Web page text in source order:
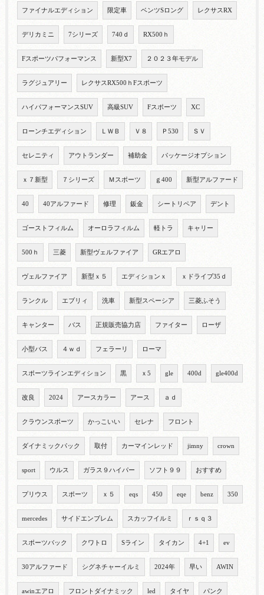
ファイナルエディション 限定車 ベンツSロング レクサスRX
デリカミニ 7シリーズ 740ｄ RX500ｈ
Fスポーツパフォーマンス 新型X7 ２０２３年モデル
ラグジュアリー レクサスRX500ｈFスポーツ
ハイパフォーマンスSUV 高級SUV Fスポーツ XC
ローンチエディション ＬＷＢ Ｖ８ Ｐ530 ＳＶ
セレニティ アウトランダー 補助金 パッケージオプション
ｘ７新型 ７シリーズ Ｍスポーツ ｇ400 新型アルファード
40 40アルファード 修理 鈑金 シートリペア デント
ゴーストフィルム オーロラフィルム 軽トラ キャリー
500ｈ 三菱 新型ヴェルファイア GRエアロ
ヴェルファイア 新型ｘ５ エディションｘ ｘドライブ35ｄ
ランクル エブリィ 洗車 新型スペーシア 三菱ふそう
キャンター バス 正規販売協力店 ファイター ローザ
小型バス ４ｗｄ フェラーリ ローマ
スポーツラインエディション 黒 ｘ5 gle 400d gle400d
改良 2024 アースカラー アース ａｄ
クラウンスポーツ かっこいい セレナ フロント
ダイナミックパック 取付 カーマインレッド jimny crown
sport ウルス ガラス９ハイパー ソフト９９ おすすめ
プリウス スポーツ ｘ５ eqs 450 eqe benz 350
mercedes サイドエンブレム スカッフイルミ ｒｓｑ３
スポーツバック クワトロ Sライン タイカン 4+1 ev
30アルファード シグネチャーイルミ 2024年 早い AWIN
awinエアロ フロントダイナミック led タイヤ パンク